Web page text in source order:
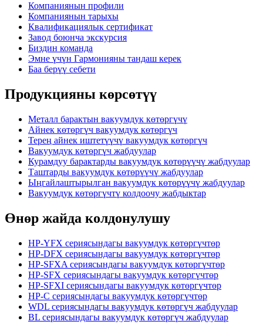
Компаниянын профили
Компаниянын тарыхы
Квалификациялык сертификат
Завод боюнча экскурсия
Биздин команда
Эмне үчүн Гармонияны тандаш керек
Баа берүү себети
Продукцияны көрсөтүү
Металл барактын вакуумдук көтөргүчү
Айнек көтөргүч вакуумдук көтөргүч
Терең айнек иштетүүчү вакуумдук көтөргүч
Вакуумдук көтөргүч жабдуулар
Курамдуу барактарды вакуумдук көтөрүүчү жабдуулар
Таштарды вакуумдук көтөрүүчү жабдуулар
Ыңгайлаштырылган вакуумдук көтөрүүчү жабдуулар
Вакуумдук көтөргүчтү колдоочу жабдыктар
Өнөр жайда колдонулушу
HP-YFX сериясындагы вакуумдук көтөргүчтөр
HP-DFX сериясындагы вакуумдук көтөргүчтөр
HP-SFXA сериясындагы вакуумдук көтөргүчтөр
HP-SFX сериясындагы вакуумдук көтөргүчтөр
HP-SFXI сериясындагы вакуумдук көтөргүчтөр
HP-C сериясындагы вакуумдук көтөргүчтөр
WDL сериясындагы вакуумдук көтөргүч жабдуулар
BL сериясындагы вакуумдук көтөргүч жабдуулар